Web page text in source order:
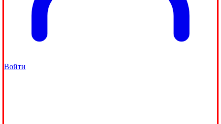
Войти